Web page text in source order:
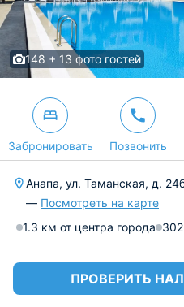
148 + 13 фото гостей
Забронировать Позвонить
Анапа, ул. Таманская, д.
— Посмотреть на карте
1.3 км от центра города
ПРОВЕРИТЬ